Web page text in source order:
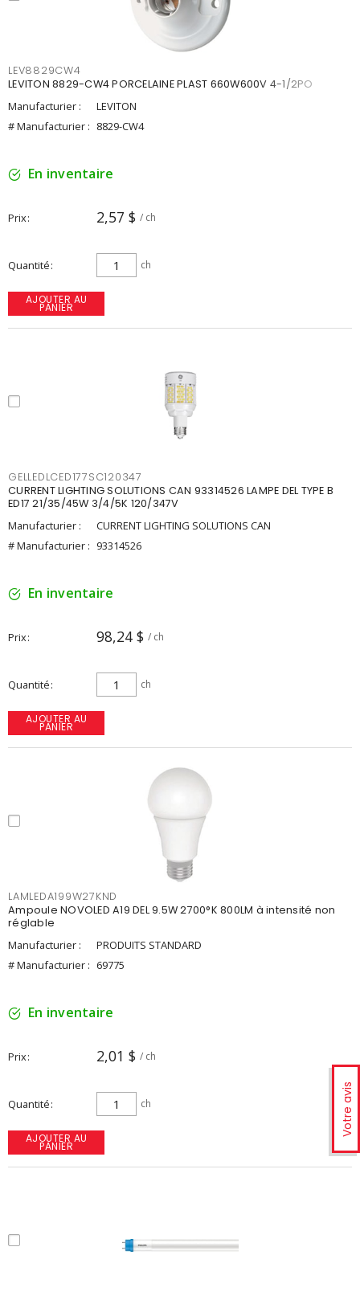
Votre avis
LEV8829CW4
LEVITON 8829-CW4 PORCELAINE PLAST 660W600V 4-1/2PO
Manufacturier :
LEVITON
# Manufacturier : 8829-CW4
En inventaire
Prix 2,57 $ / ch
Quantité ch
AJOUTER AU
PANIER
GELLEDLCED177SC120347
CURRENT LIGHTING SOLUTIONS CAN 93314526 LAMPE DEL TYPE B
ED17 21/35/45W 3/4/5K 120/347V
Manufacturier :
CURRENT LIGHTING SOLUTIONS CAN
# Manufacturier : 93314526
En inventaire
Prix 98,24 $ / ch
Quantité ch
AJOUTER AU
PANIER
LAMLEDA199W27KND
Ampoule NOVOLED A19 DEL 9.5W 2700°K 800LM à intensité non
réglable
Manufacturier :
PRODUITS STANDARD
# Manufacturier : 69775
En inventaire
Prix 2,01 $ / ch
Quantité ch
AJOUTER AU
PANIER